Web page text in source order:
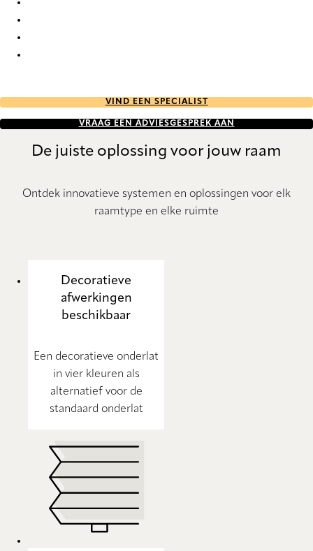
VIND EEN SPECIALIST
VRAAG EEN ADVIESGESPREK AAN
De juiste oplossing voor jouw raam
Ontdek innovatieve systemen en oplossingen voor elk
raamtype en elke ruimte
Decoratieve
afwerkingen
beschikbaar
Een decoratieve onderlat
in vier kleuren als
alternatief voor de
standaard onderlat